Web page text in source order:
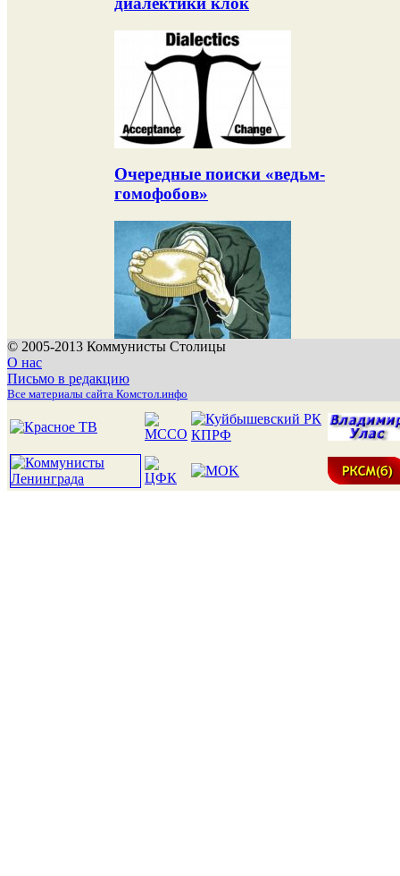
Очередные поиски «ведьм-
гомофобов»
© 2005-2013 Коммунисты Столицы
О нас
Письмо в редакцию
Все материалы сайта Комстол.инфо